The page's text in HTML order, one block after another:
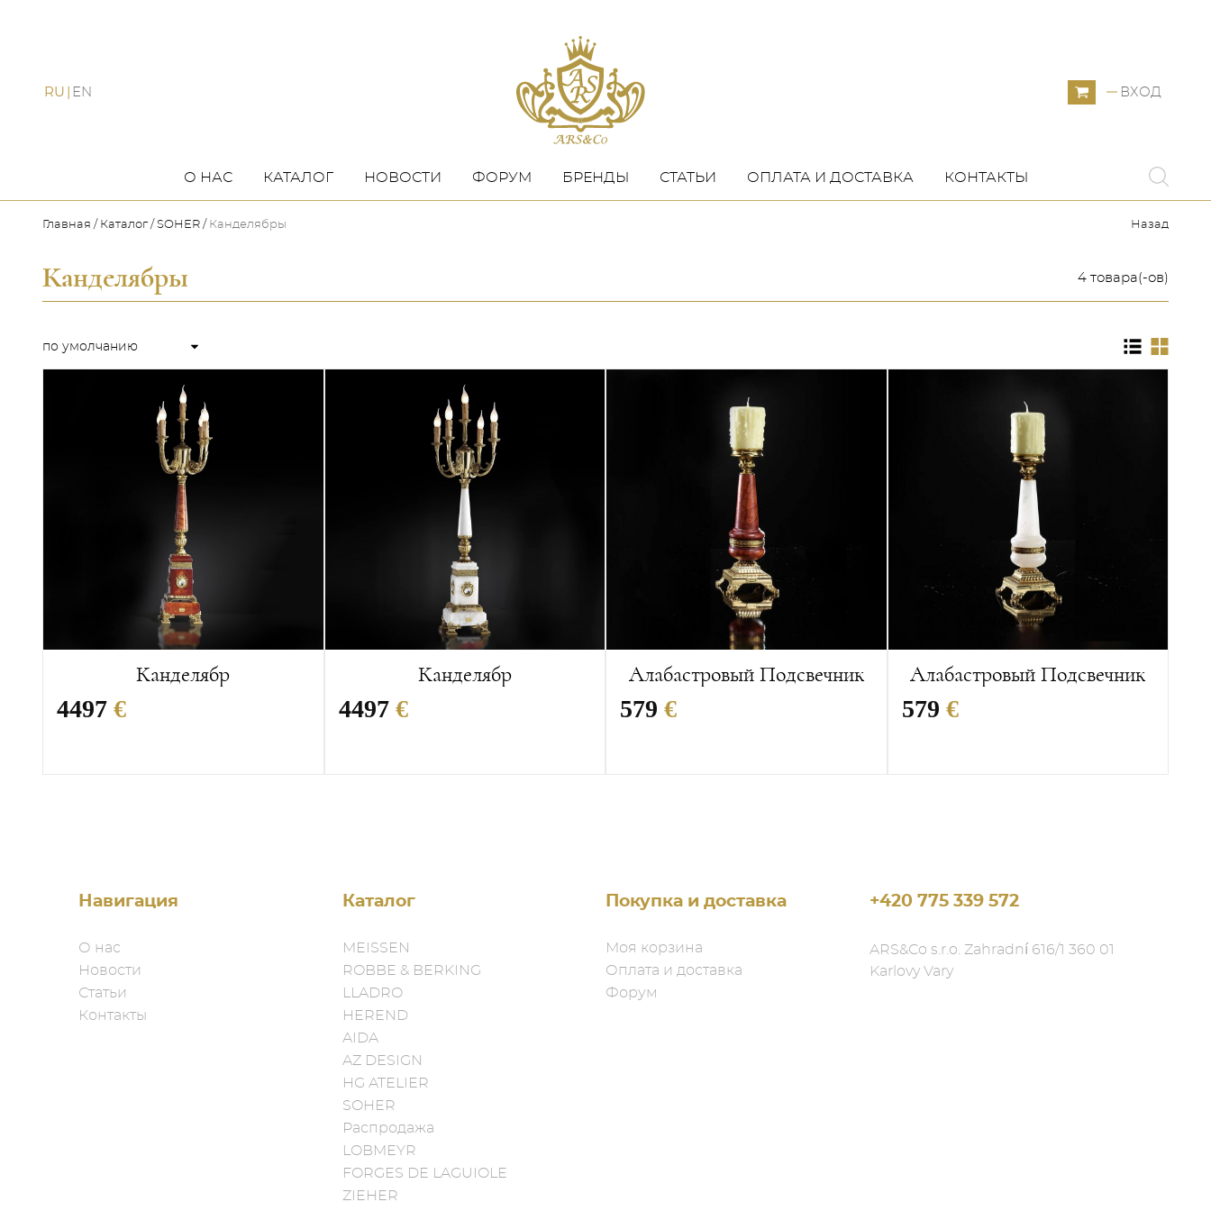
RU EN ВХОД
О НАС КАТАЛОГ НОВОСТИ ФОРУМ БРЕНДЫ СТАТЬИ ОПЛАТА И ДОСТАВКА КОНТАКТЫ
Главная Каталог SOHER Канделябры Назад
Канделябры 4 товара(-ов)
Канделябр
4497 €
Канделябр
4497€
Алабастровый Подсвечник
579 €
Алабастровый Подсвечник
579 €
Навигация
О нас
Новости
Статьи
Контакты
Каталог
MEISSEN
ROBBE & BERKING
LLADRO
HEREND
AIDA
AZ DESIGN
HG ATELIER
SOHER
Распродажа
LOBMEYR
FORGES DE LAGUIOLE
ZIEHER
Покупка и доставка
Моя корзина
Оплата и доставка
Форум
+420 775 339 572
ARS&Co s.r.o. Zahradní 616/1 360 01
Karlovy Vary